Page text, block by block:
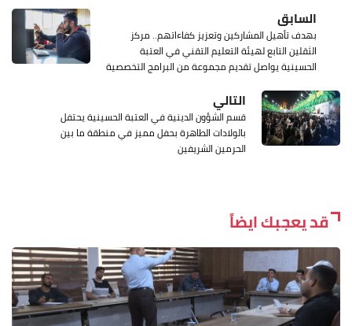
السابق
بهدف تأهيل المشاركين وتعزيز كفاءاتهم.. مركز
الثقلين التابع لهيئة التعليم التقني في العتبة
الحسينية يواصل تقديم مجموعة من البرامج التخصصية
التالي
قسم الشؤون الدينية في العتبة الحسينية يحتفل
بالولادات الطاهرة بحفل مميز في منطقة ما بين
الحرمين الشريفين
قد يعجبك ايضاً